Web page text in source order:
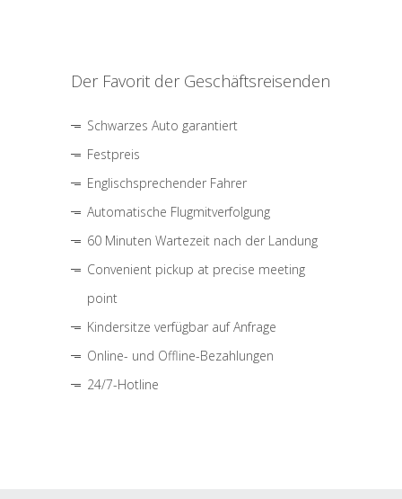
Der Favorit der Geschäftsreisenden
Schwarzes Auto garantiert
Festpreis
Englischsprechender Fahrer
Automatische Flugmitverfolgung
60 Minuten Wartezeit nach der Landung
Convenient pickup at precise meeting
point
Kindersitze verfügbar auf Anfrage
Online- und Offline-Bezahlungen
24/7-Hotline